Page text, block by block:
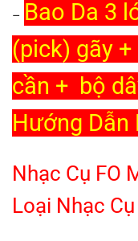
– Bao Da 3
(pick) gãy
cần + bộ
Hướng Dẫn
Nhạc Cụ FO
Loại Nhạc